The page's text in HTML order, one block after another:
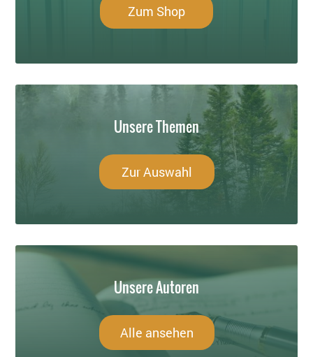
Zum Shop
Unsere Themen
Zur Auswahl
Unsere Autoren
Alle ansehen